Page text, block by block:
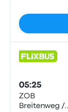
05:25
ZOB
Breitenweg /